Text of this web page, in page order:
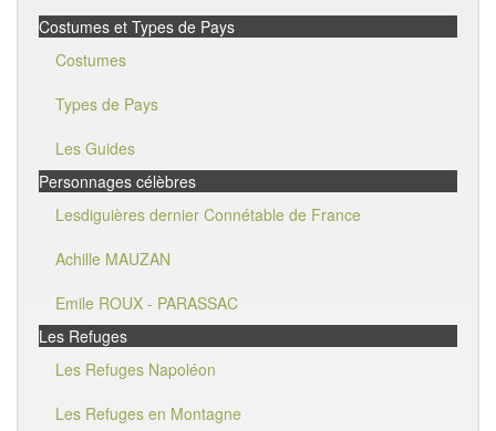
Costumes et Types de Pays
Costumes
Types de Pays
Les Guides
Personnages célèbres
Lesdiguières dernier Connétable de France
Achille MAUZAN
Emile ROUX - PARASSAC
Les Refuges
Les Refuges Napoléon
Les Refuges en Montagne